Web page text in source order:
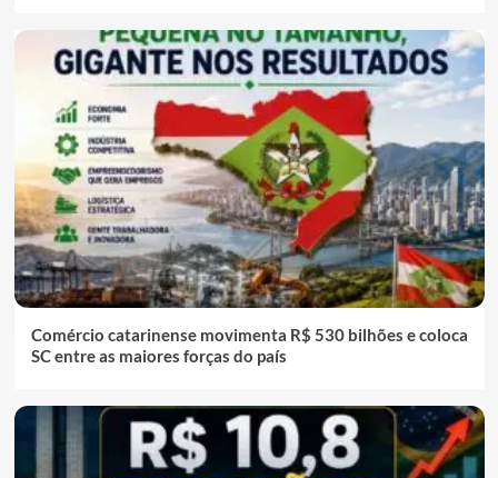
Comércio catarinense movimenta R$ 530 bilhões e coloca
SC entre as maiores forças do país